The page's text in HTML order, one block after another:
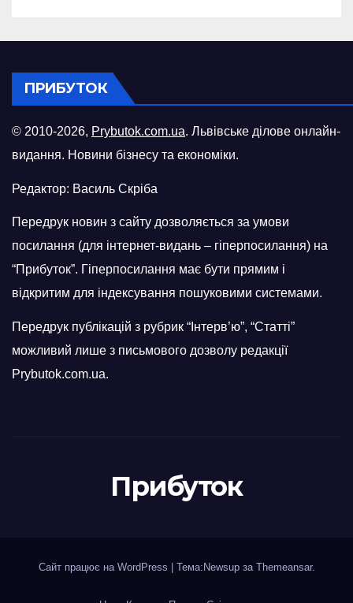
ПРИБУТОК
© 2010-2026, Prybutok.com.ua. Львівське ділове онлайн-
видання. Новини бізнесу та економіки.
Редактор: Василь Скріба
Передрук новин з сайту дозволяється за умови
посилання (для інтернет-видань – гіперпосилання) на
“Прибуток”. Гіперпосилання має бути прямим і
відкритим для індексування пошуковими системами.
Передрук публікацій з рубрик “Інтерв’ю”, “Статті”
можливий лише з письмового дозволу редакції
Prybutok.com.ua.
Прибуток
Сайт працює на WordPress Тема:Newsup за Themeansar.